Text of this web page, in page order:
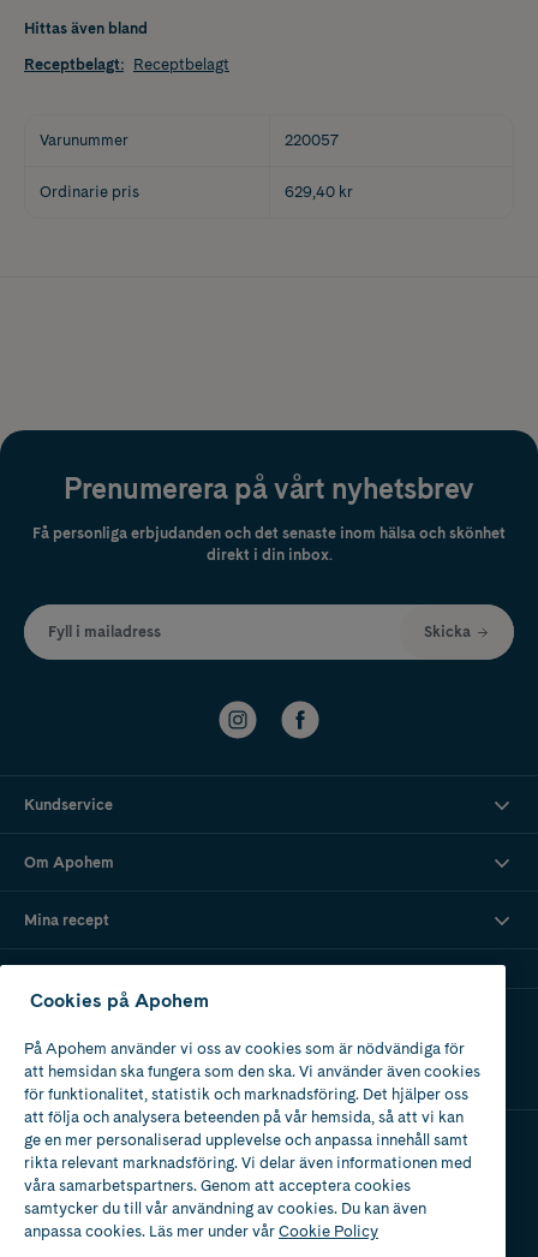
Hittas även bland
Receptbelagt: Receptbelagt
Varunummer 220057
Ordinarie pris 629,40 kr
Prenumerera på vårt nyhetsbrev
Få personliga erbjudanden och det senaste inom hälsa och skönhet
direkt i din inbox.
Fyll i mailadress Skicka
Kundservice
Om Apohem
Mina recept
Apotek med tillstånd
av Läkemedelsverket
Cookies på Apohem
På Apohem använder vi oss av cookies som är nödvändiga för
att hemsidan ska fungera som den ska. Vi använder även cookies
för funktionalitet, statistik och marknadsföring. Det hjälper oss
att följa och analysera beteenden på vår hemsida, så att vi kan
ge en mer personaliserad upplevelse och anpassa innehåll samt
rikta relevant marknadsföring. Vi delar även informationen med
våra samarbetspartners. Genom att acceptera cookies
samtycker du till vår användning av cookies. Du kan även
anpassa cookies. Läs mer under vårCookie Policy